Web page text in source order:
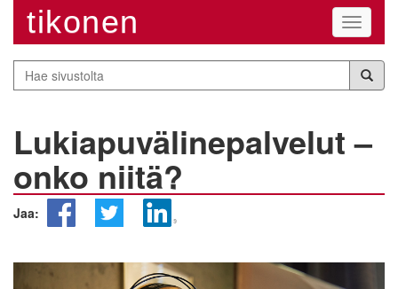
tikonen
Hae
sivustolta
Lukiapuvälinepalvelut –
onko niitä?
Jaa: